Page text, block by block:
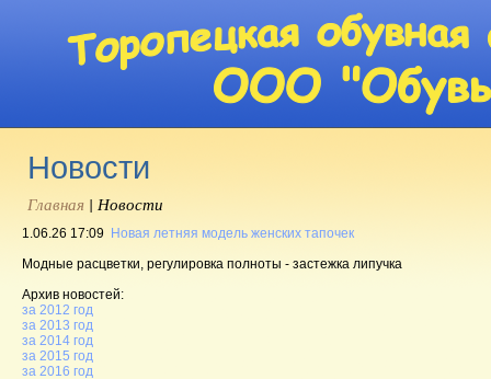
Новости
Главная | Новости
1.06.26 17:09 Новая летняя модель женских тапочек
Модные расцветки, регулировка полноты - застежка липучка
Архив новостей:
за 2012 год
за 2013 год
за 2014 год
за 2015 год
за 2016 год